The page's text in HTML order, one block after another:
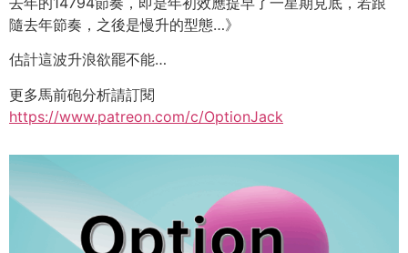
隨去年節奏，之後是慢升的型態…》
估計這波升浪欲罷不能…
更多馬前砲分析請訂閱
https://www.patreon.com/c/OptionJack